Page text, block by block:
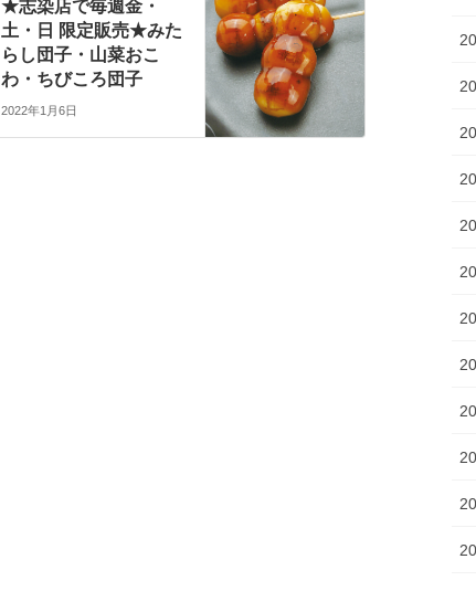
★志染店で毎週金・
土・日 限定販売★みた
らし団子・山菜おこ
わ・ちびころ団子
2022年1月6日